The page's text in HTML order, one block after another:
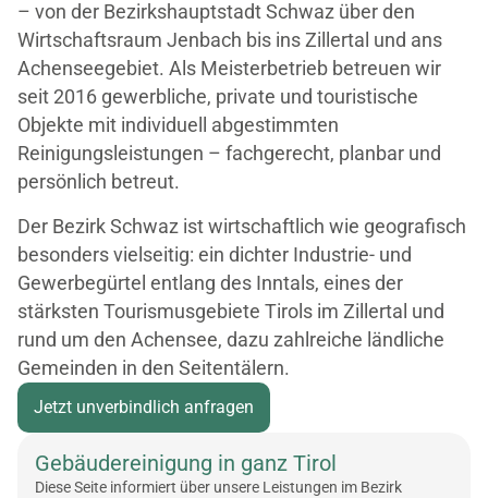
– von der Bezirkshauptstadt Schwaz über den
Wirtschaftsraum Jenbach bis ins Zillertal und ans
Achenseegebiet. Als Meisterbetrieb betreuen wir
seit 2016 gewerbliche, private und touristische
Objekte mit individuell abgestimmten
Reinigungsleistungen – fachgerecht, planbar und
persönlich betreut.
Der Bezirk Schwaz ist wirtschaftlich wie geografisch
besonders vielseitig: ein dichter Industrie- und
Gewerbegürtel entlang des Inntals, eines der
stärksten Tourismusgebiete Tirols im Zillertal und
rund um den Achensee, dazu zahlreiche ländliche
Gemeinden in den Seitentälern.
Jetzt unverbindlich anfragen
Gebäudereinigung in ganz Tirol
Diese Seite informiert über unsere Leistungen im Bezirk